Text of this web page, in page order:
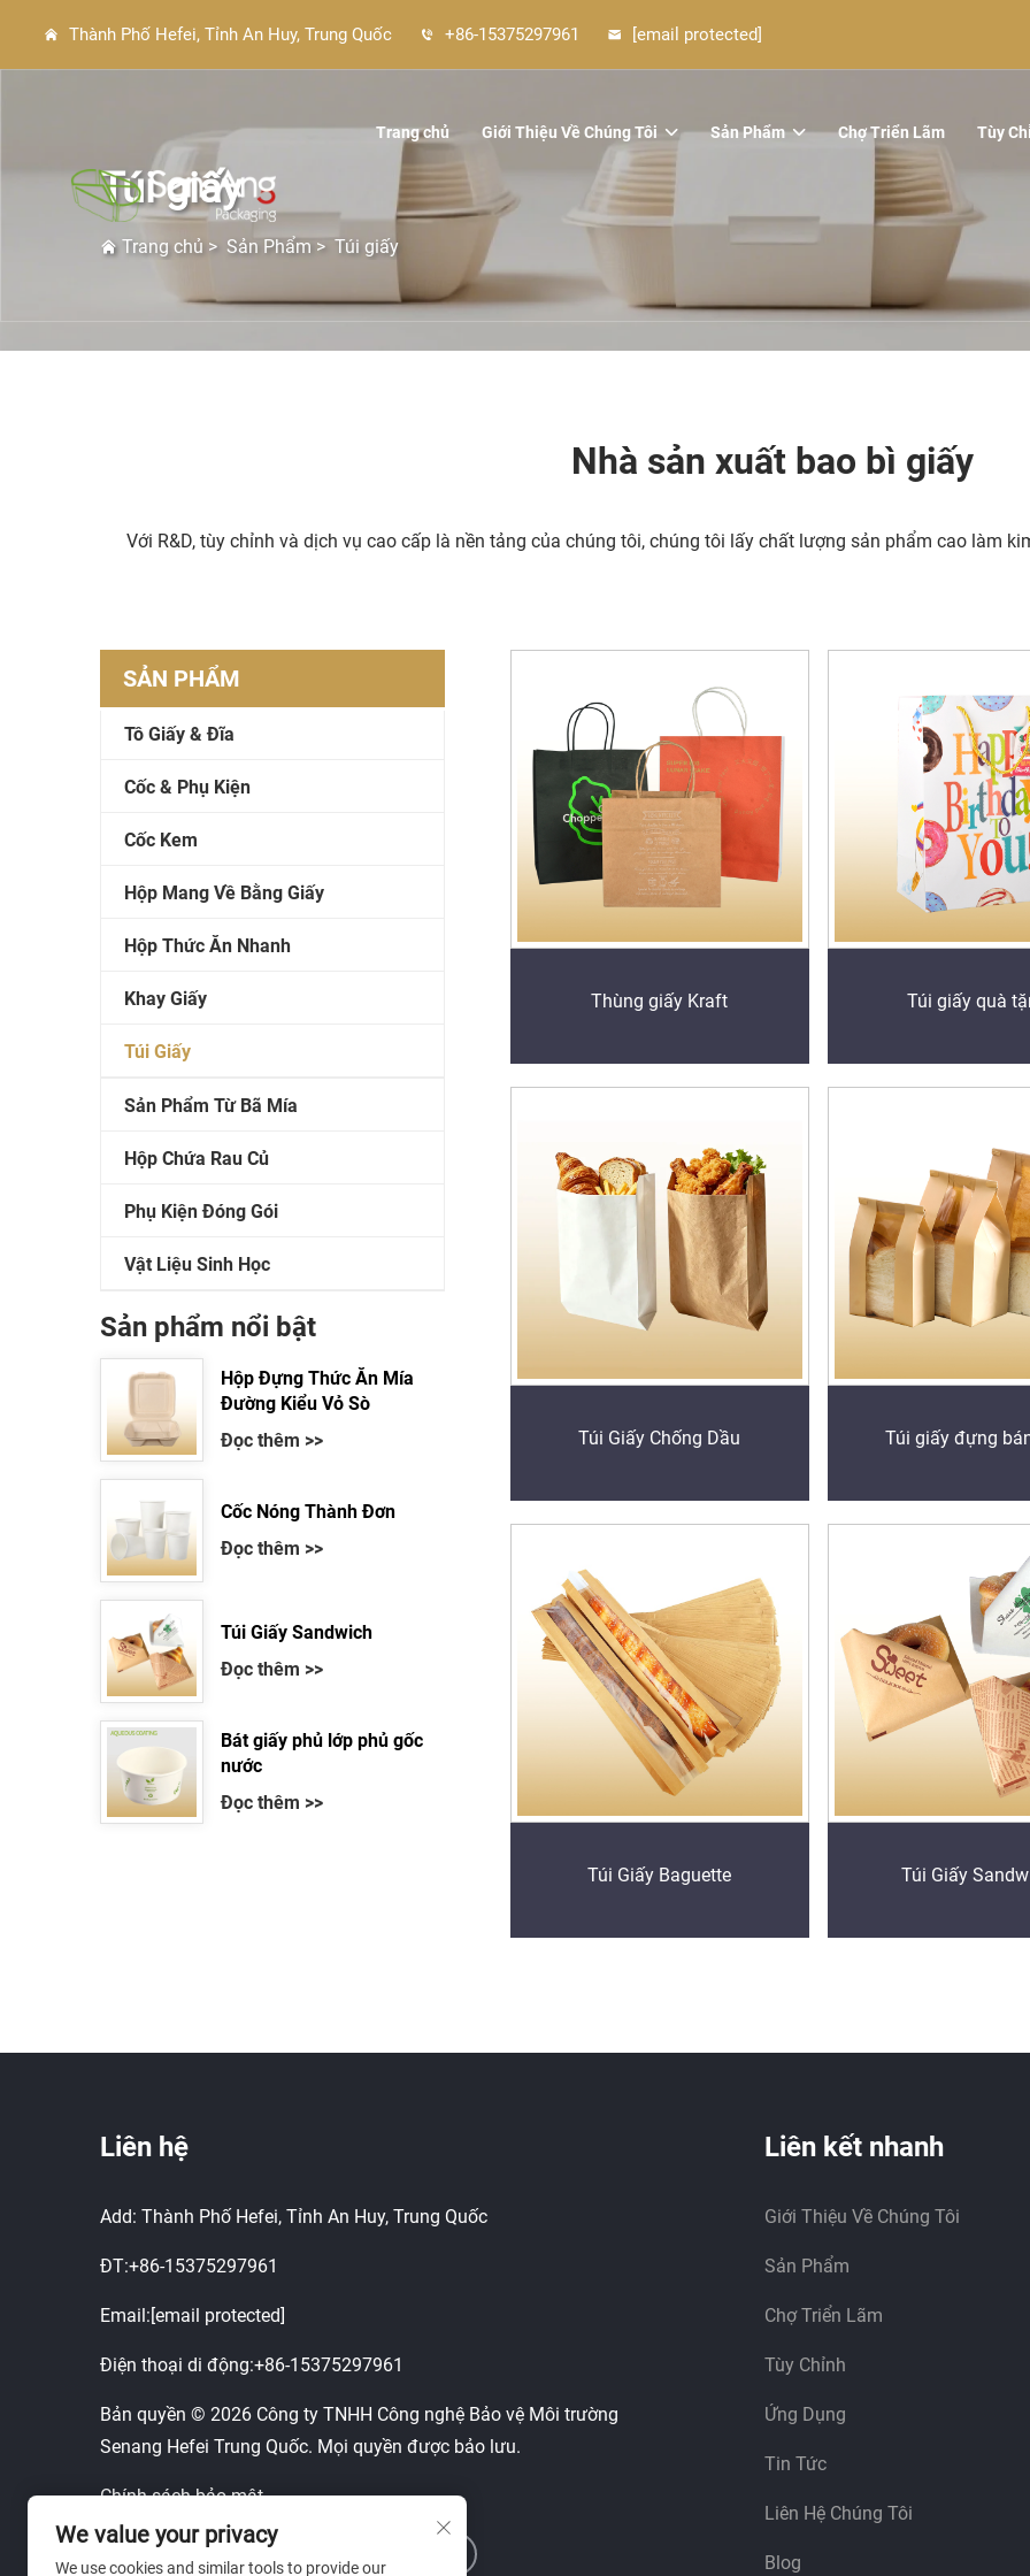
Thành Phố Hefei, Tỉnh An Huy, Trung Quốc +86-15375297961 [email protected]
Trang chủ Giới Thiệu Về Chúng Tôi Sản Phẩm Chợ Triển Lãm Tùy
Túi giấy
Trang chủ > Sản Phẩm > Túi giấy
Nhà sản xuất bao bì giấy
Với R&D, tùy chỉnh và dịch vụ cao cấp là nền tảng của chúng tôi, chúng tôi lấy chất lượng sản phẩm cao làm
SẢN PHẨM
Tô Giấy & Đĩa
Cốc & Phụ Kiện
Cốc Kem
Hộp Mang Về Bằng Giấy
Hộp Thức Ăn Nhanh
Khay Giấy
Túi Giấy
Sản Phẩm Từ Bã Mía
Hộp Chứa Rau Củ
Phụ Kiện Đóng Gói
Vật Liệu Sinh Học
Sản phẩm nổi bật
Hộp Đựng Thức Ăn Mía
Đường Kiểu Vỏ Sò
Đọc thêm >>
Cốc Nóng Thành Đơn
Đọc thêm >>
Túi Giấy Sandwich
Đọc thêm >>
Bát giấy phủ lớp phủ gốc
nước
Đọc thêm >>
Thùng giấy Kraft Túi giấy quà
Túi Giấy Chống Dầu Túi giấy đựng
Túi Giấy Baguette Túi Giấy
Liên hệ
Add: Thành Phố Hefei, Tỉnh An Huy, Trung Quốc
ĐT:+86-15375297961
Email: [email protected]
Điện thoại di động:+86-15375297961
Bản quyền © 2026 Công ty TNHH Công nghệ Bảo vệ Môi trường
Senang Hefei Trung Quốc. Mọi quyền được bảo lưu.
Chính sách bảo mật
Liên kết nhanh
Giới Thiệu Về Chúng Tôi
Sản Phẩm
Chợ Triển Lãm
Tùy Chỉnh
Ứng Dụng
Tin Tức
Liên Hệ Chúng Tôi
Blog
We value your privacy
We use cookies and similar tools to provide our